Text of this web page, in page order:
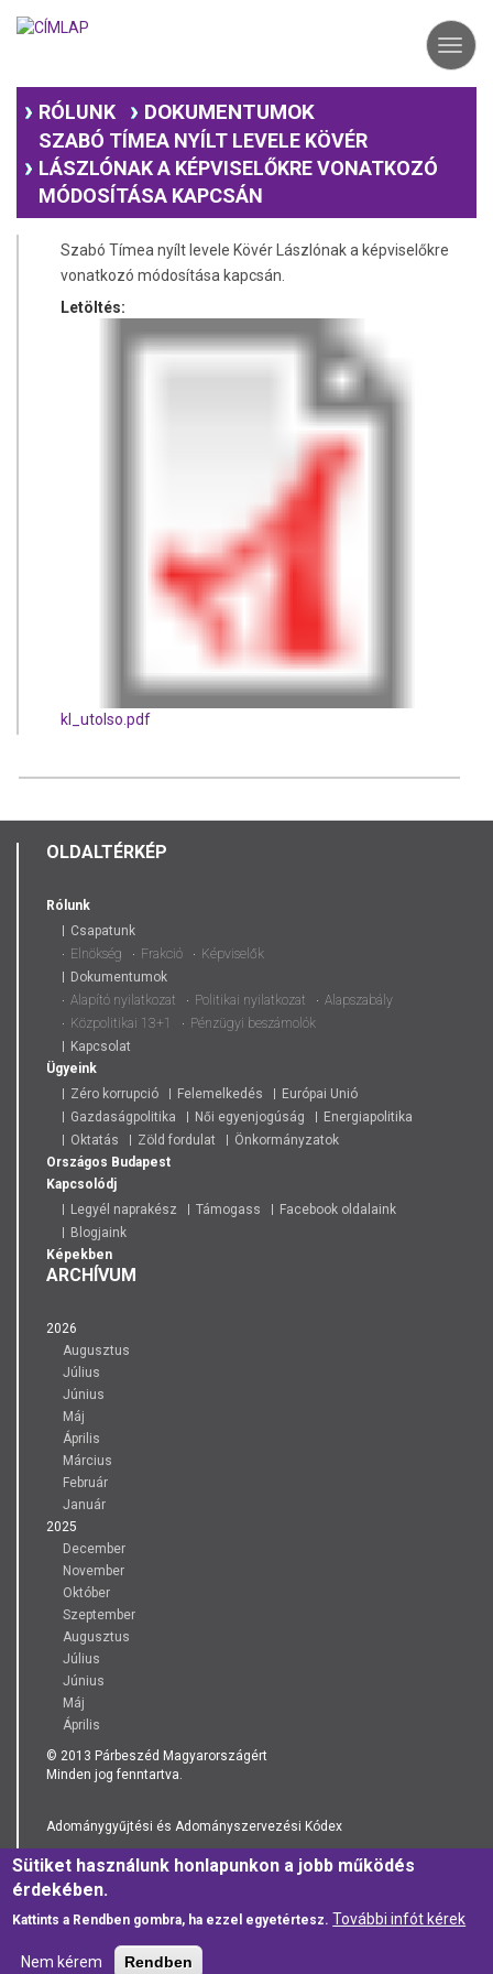
RÓLUNK DOKUMENTUMOK
SZABÓ TÍMEA NYÍLT LEVELE KÖVÉR
LÁSZLÓNAK A KÉPVISELŐKRE VONATKOZÓ
MÓDOSÍTÁSA KAPCSÁN
Szabó Tímea nyílt levele Kövér Lászlónak a képviselőkre
vonatkozó módosítása kapcsán.
Letöltés:
kl_utolso.pdf
OLDALTÉRKÉP
Rólunk
Csapatunk
Elnökség
Frakció
Képviselők
Dokumentumok
Alapító nyilatkozat
Politikai nyilatkozat
Alapszabály
Közpolitikai 13+1
Pénzügyi beszámolók
Kapcsolat
Ügyeink
Zéro korrupció
Felemelkedés
Európai Unió
Gazdaságpolitika
Női egyenjogúság
Energiapolitika
Oktatás
Zöld fordulat
Önkormányzatok
Országos Budapest
Kapcsolódj
Legyél naprakész
Támogass
Facebook oldalaink
Blogjaink
Képekben
ARCHÍVUM
2026
Augusztus
Július
Június
Máj
Április
Március
Február
Január
2025
December
November
Október
Szeptember
Augusztus
Július
Június
Máj
Április
© 2013 Párbeszéd Magyarországért
Minden jog fenntartva.
Adománygyűjtési és Adományszervezési Kódex
Sütiket használunk honlapunkon a jobb működés
érdekében.
Kattints a Rendben gombra, ha ezzel egyetértesz. További infót kérek
Nem kérem Rendben